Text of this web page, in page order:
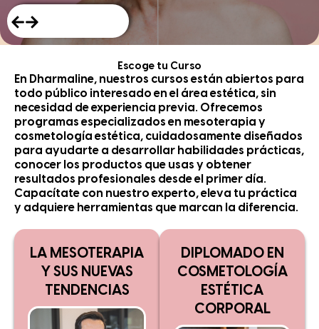
Escoge tu Curso
En Dharmaline, nuestros cursos están abiertos para
todo público interesado en el área estética, sin
necesidad de experiencia previa. Ofrecemos
programas especializados en mesoterapia y
cosmetología estética, cuidadosamente diseñados
para ayudarte a desarrollar habilidades prácticas,
conocer los productos que usas y obtener
resultados profesionales desde el primer día.
Capacítate con nuestro experto, eleva tu práctica
y adquiere herramientas que marcan la diferencia.
LA MESOTERAPIA
Y SUS NUEVAS
TENDENCIAS
DIPLOMADO EN
COSMETOLOGÍA
ESTÉTICA
CORPORAL